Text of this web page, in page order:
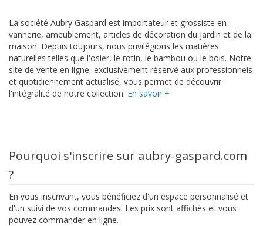
La société Aubry Gaspard est importateur et grossiste en
vannerie, ameublement, articles de décoration du jardin et de la
maison. Depuis toujours, nous privilégions les matières
naturelles telles que l'osier, le rotin, le bambou ou le bois. Notre
site de vente en ligne, exclusivement réservé aux professionnels
et quotidiennement actualisé, vous permet de découvrir
l'intégralité de notre collection. En savoir +
Pourquoi s'inscrire sur aubry-gaspard.com
?
En vous inscrivant, vous bénéficiez d'un espace personnalisé et
d'un suivi de vos commandes. Les prix sont affichés et vous
pouvez commander en ligne.